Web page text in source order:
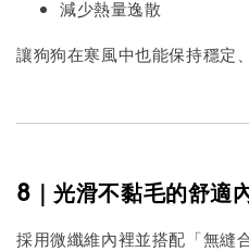
減少熱量逸散
讓狗狗在寒風中也能保持穩定
8｜光滑不黏毛的舒適
採用微纖維內裡並搭配「無縫